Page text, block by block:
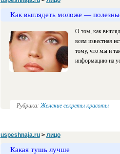
Как выглядеть моложе —
О том, как
всем известная
тому, что мы и
информацию на
Рубрика: Женские секреты красоты
uspeshnaja.ru> лицо
Какая тушь лучше